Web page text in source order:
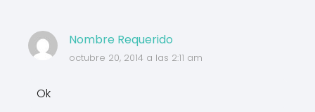
Nombre Requerido
octubre 20, 2014 a las 2:11 am
Ok